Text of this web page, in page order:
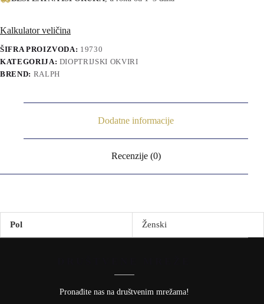
Kalkulator veličina
ŠIFRA PROIZVODA: 19730
KATEGORIJA: DIOPTRIJSKI OKVIRI
BREND: RALPH
Dodatne informacije
Recenzije (0)
Pol Ženski
Pronađite nas na društvenim mrežama!